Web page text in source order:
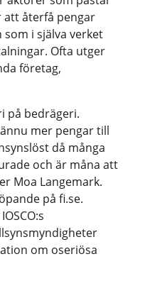
att återfå pengar
i själva verket
Ofta utger
företag,
på bedrägeri.
mer pengar till
då många
och är måna att
Moa Langemark.
på fi.se.
om oseriösa